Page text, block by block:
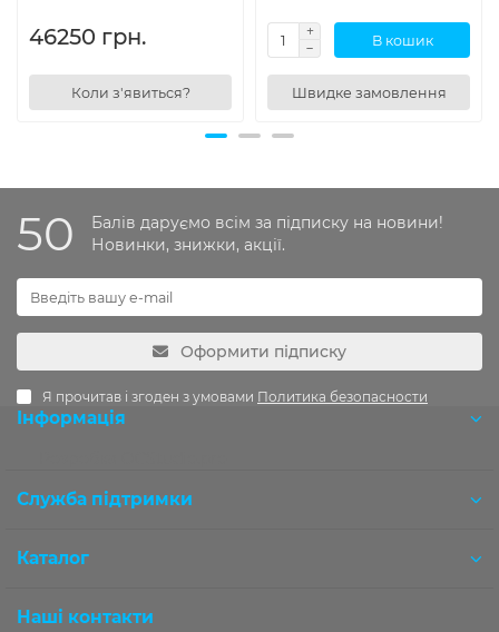
46250 грн.
Коли з'явиться?
В кошик
Швидке замовлення
50
Балів даруємо всім за підписку на новини!
Новинки, знижки, акції.
Оформити підписку
Я прочитав і згоден з умовами Политика безопасности
Інформація
Служба підтримки
Каталог
Наші контакти